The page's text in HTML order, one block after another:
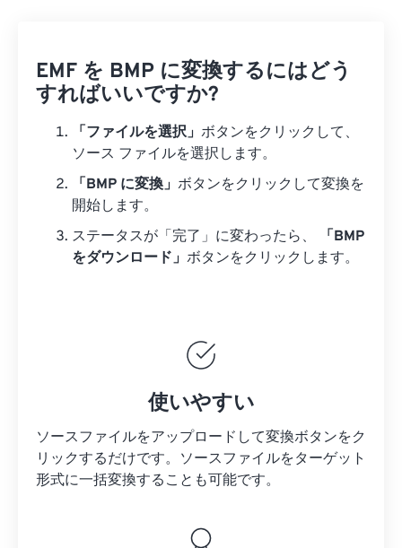
EMF を BMP に変換するにはどう
すればいいですか?
「ファイルを選択」 ボタンをクリックして、
ソース ファイルを選択します。
「BMP に変換」 ボタンをクリックして変換を
開始します。
ステータスが「完了」に変わったら、
「BMP
をダウンロード」 ボタンをクリックします。
使いやすい
ソースファイルをアップロードして変換ボタンをク
リックするだけです。 ソースファイルをターゲット
形式に一括変換することも可能です。